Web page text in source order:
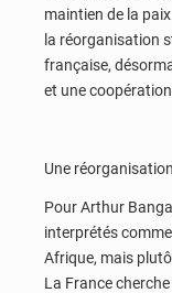
maintien de la
la réorganisation
française,
et une
Une
Pour Arthur
interprétés
Afrique, mais
La France